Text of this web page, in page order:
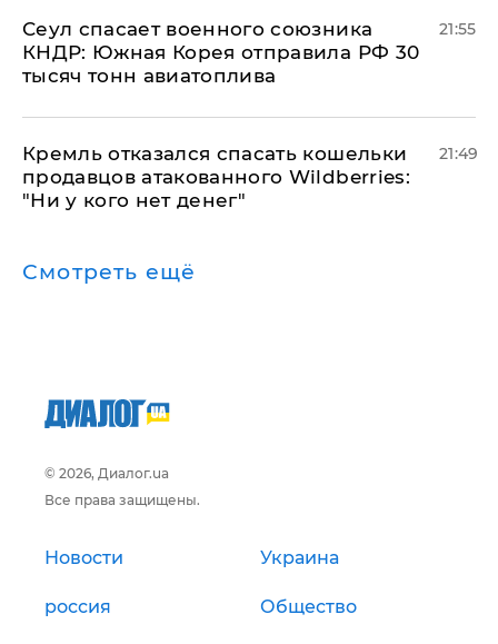
​Сеул спасает военного союзника
КНДР: Южная Корея отправила РФ 30
тысяч тонн авиатоплива
21:55
Кремль отказался спасать кошельки
продавцов атакованного Wildberries:
"Ни у кого нет денег"
21:49
Смотреть ещё
© 2026, Диалог.ua
Все права защищены.
Новости Украина
россия Общество